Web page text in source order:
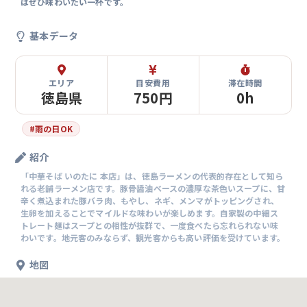
基本データ
エリア
徳島県
目安費用
750円
滞在時間
0h
#雨の日OK
紹介
「中華そば いのたに 本店」は、徳島ラーメンの代表的存在として知ら
れる老舗ラーメン店です。豚骨醤油ベースの濃厚な茶色いスープに、甘
辛く煮込まれた豚バラ肉、もやし、ネギ、メンマがトッピングされ、
生卵を加えることでマイルドな味わいが楽しめます。自家製の中細ス
トレート麺はスープとの相性が抜群で、一度食べたら忘れられない味
わいです。地元客のみならず、観光客からも高い評価を受けています。
地図